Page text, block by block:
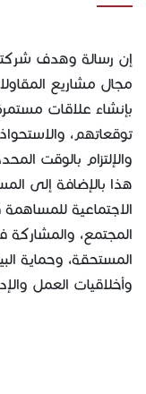
إن رسالة وهدف
مجال مشاريع
بإنشاء علاقات
توقعاتهم،
والإلتزام بالوقت
هذا بالإضافة إلى
الاجتماعية
المجتمع، والمشاركة
المستحقة، وحماية
وأخلاقيات العمل